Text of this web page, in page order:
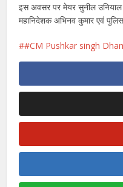
इस अवसर पर मेयर सुनील उनियाल
महानिदेशक अभिनव कुमार एवं
#CM Pushkar singh